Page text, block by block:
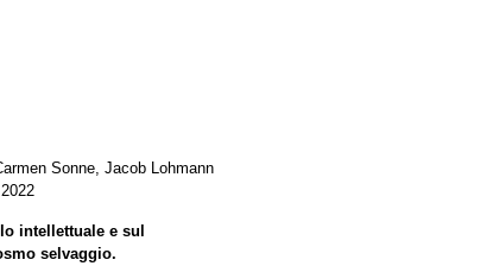
Sonne, Jacob Lohmann
intellettuale e sul
selvaggio.